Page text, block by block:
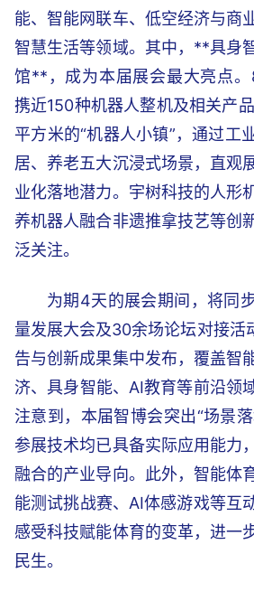
能、智能网联车、低空经济与商
智慧生活等领域。其中，**具身
馆**，成为本届展会最大亮点
携近150种机器人整机及相关产
平方米的“机器人小镇”，通过工
居、养老五大沉浸式场景，直观
业化落地潜力。宇树科技的人形
养机器人融合非遗推拿技艺等创
泛关注。
为期4天的展会期间，将同
量发展大会及30余场论坛对接活
告与创新成果集中发布，覆盖智
济、具身智能、AI教育等前沿领
注意到，本届智博会突出“场景落
参展技术均已具备实际应用能力
融合的产业导向。此外，智能体
能测试挑战赛、AI体感游戏等互
感受科技赋能体育的变革，进一
民生。